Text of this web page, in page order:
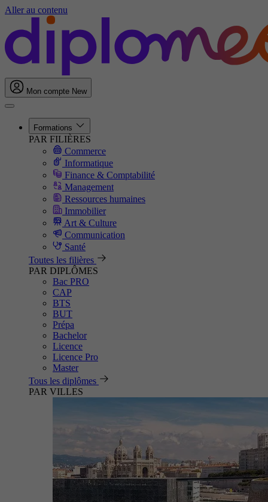
Aller au contenu
Mon compte New
Formations
PAR FILIÈRES
Commerce
Informatique
Finance & Comptabilité
Management
Ressources humaines
Immobilier
Art & Culture
Communication
Santé
Toutes les filières
PAR DIPLÔMES
Bac PRO
CAP
BTS
BUT
Prépa
Bachelor
Licence
Licence Pro
Master
Tous les diplômes
PAR VILLES